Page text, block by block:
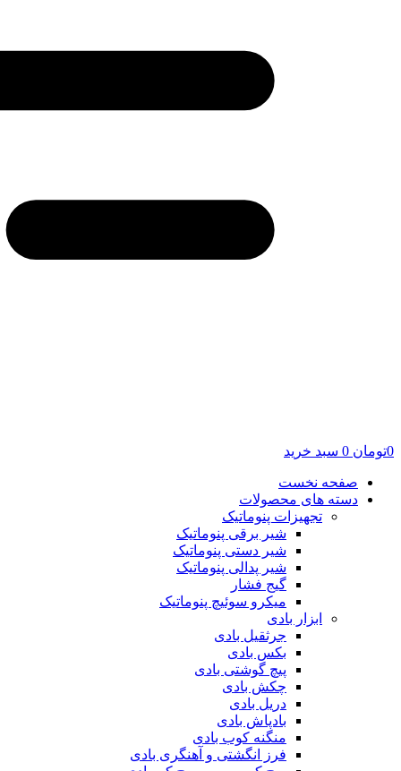
0تومان 0 سبد خرید
صفحه نخست
دسته های محصولات
تجهیزات پنوماتیک
شیر برقی پنوماتیک
شیر دستی پنوماتیک
شیر پدالی پنوماتیک
گیج فشار
میکرو سوئیچ پنوماتیک
ابزار بادی
جرثقیل بادی
بکس بادی
پیچ گوشتی بادی
چکش بادی
دریل بادی
بادپاش بادی
منگنه کوب بادی
فرز انگشتی و آهنگری بادی